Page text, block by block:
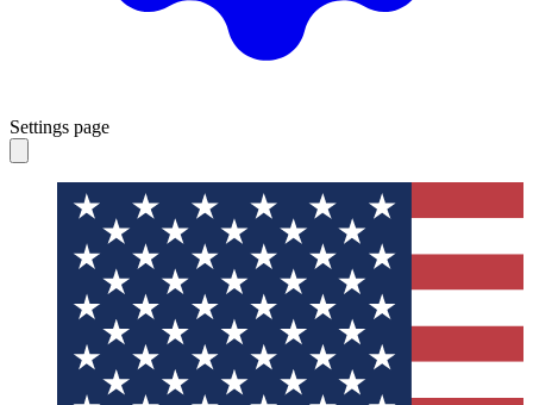
Settings page